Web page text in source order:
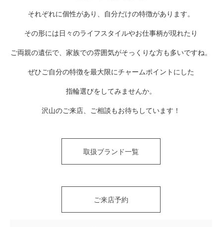
それぞれに個性があり、自分だけの特徴があります。
その形には日々のライフスタイルやお仕事柄が現れたり
ご両親の遺伝で、家族での雰囲気がそっくりな方も多いですね。
ぜひご自分の特徴を最大限にチャームポイントにした
指輪選びをしてみませんか。
沢山のご来店、ご相談もお待ちしています！
取扱ブランド一覧
ご来店予約